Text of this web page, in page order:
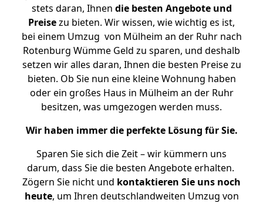
stets daran, Ihnen die besten Angebote und
Preisezu bieten. Wir wissen, wie wichtig es ist,
bei einem Umzug von Mülheim an der Ruhr nach
Rotenburg Wümme Geld zu sparen, und deshalb
setzen wir alles daran, Ihnen die besten Preise zu
bieten. Ob Sie nun eine kleine Wohnung haben
oder ein großes Haus in Mülheim an der Ruhr
besitzen, was umgezogen werden muss.
Wir haben immer die perfekte Lösung für Sie.
Sparen Sie sich die Zeit – wir kümmern uns
darum, dass Sie die besten Angebote erhalten.
Zögern Sie nicht und kontaktieren Sie uns noch
heute, um Ihren deutschlandweiten Umzug von